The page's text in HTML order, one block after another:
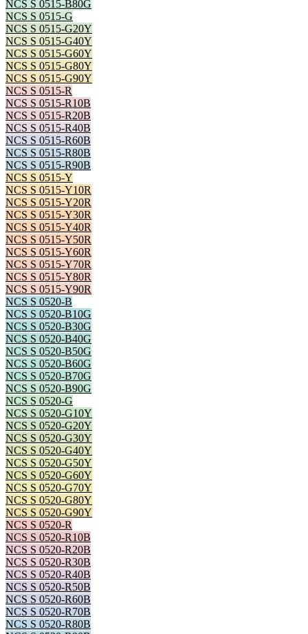
NCS S 0515-B80G
NCS S 0515-G
NCS S 0515-G20Y
NCS S 0515-G40Y
NCS S 0515-G60Y
NCS S 0515-G80Y
NCS S 0515-G90Y
NCS S 0515-R
NCS S 0515-R10B
NCS S 0515-R20B
NCS S 0515-R40B
NCS S 0515-R60B
NCS S 0515-R80B
NCS S 0515-R90B
NCS S 0515-Y
NCS S 0515-Y10R
NCS S 0515-Y20R
NCS S 0515-Y30R
NCS S 0515-Y40R
NCS S 0515-Y50R
NCS S 0515-Y60R
NCS S 0515-Y70R
NCS S 0515-Y80R
NCS S 0515-Y90R
NCS S 0520-B
NCS S 0520-B10G
NCS S 0520-B30G
NCS S 0520-B40G
NCS S 0520-B50G
NCS S 0520-B60G
NCS S 0520-B70G
NCS S 0520-B90G
NCS S 0520-G
NCS S 0520-G10Y
NCS S 0520-G20Y
NCS S 0520-G30Y
NCS S 0520-G40Y
NCS S 0520-G50Y
NCS S 0520-G60Y
NCS S 0520-G70Y
NCS S 0520-G80Y
NCS S 0520-G90Y
NCS S 0520-R
NCS S 0520-R10B
NCS S 0520-R20B
NCS S 0520-R30B
NCS S 0520-R40B
NCS S 0520-R50B
NCS S 0520-R60B
NCS S 0520-R70B
NCS S 0520-R80B